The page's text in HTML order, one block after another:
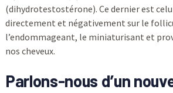
(dihydrotestostérone). Ce dernier est
directement et négativement sur le
l’endommageant, le miniaturisant et
nos cheveux.
Parlons-nous d’un